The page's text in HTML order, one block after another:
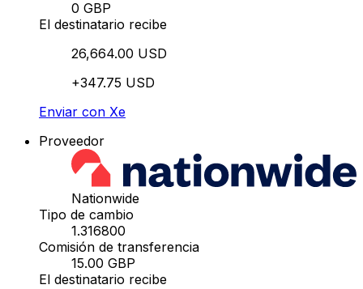
0 GBP
El destinatario recibe
26,664.00 USD
+347.75 USD
Enviar con Xe
Proveedor
Nationwide
Tipo de cambio
1.316800
Comisión de transferencia
15.00 GBP
El destinatario recibe